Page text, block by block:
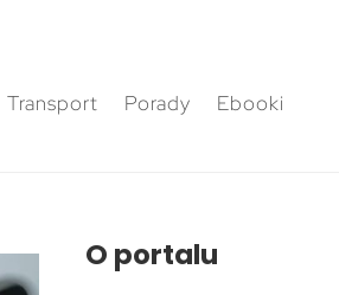
Transport Porady Ebooki
O portalu